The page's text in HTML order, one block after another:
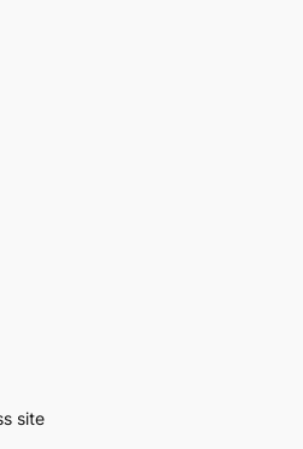
site